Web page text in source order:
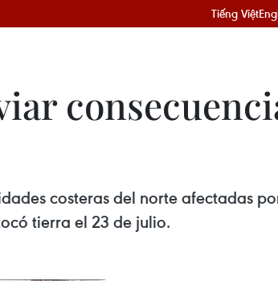
Tiếng Việt
costeras del norte afectadas
tierra el 23 de julio.